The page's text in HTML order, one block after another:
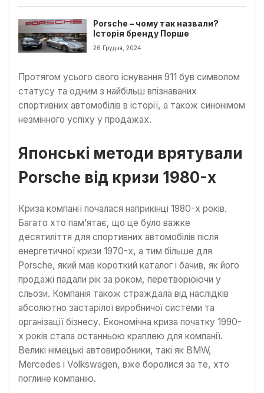
Porsche – чому так назвали?
Історія бренду Порше
26 Грудня, 2024
Протягом усього свого існування 911 був символом
статусу та одним з найбільш впізнаваних
спортивних автомобілів в історії, а також синонімом
незмінного успіху у продажах.
Японські методи врятували
Porsche від кризи 1980-х
Криза компанії почалася наприкінці 1980-х років.
Багато хто пам’ятає, що це було важке
десятиліття для спортивних автомобілів після
енергетичної кризи 1970-х, а тим більше для
Porsche, який мав короткий каталог і бачив, як його
продажі падали рік за роком, перетворюючи у
сльози. Компанія також страждала від наслідків
абсолютно застарілої виробничої системи та
організації бізнесу. Економічна криза початку 1990-
х років стала останньою краплею для компанії.
Великі німецькі автовиробники, такі як BMW,
Mercedes і Volkswagen, вже боролися за те, хто
поглине компанію.